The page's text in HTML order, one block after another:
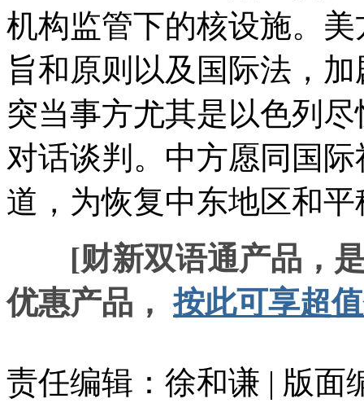
机构监管下的核设施。
旨和原则以及国际法，
突当事方尤其是以色列
对话谈判。中方愿同国
道，为恢复中东地区和
[财新双语通产品，
优惠产品，按此可享超
责任编辑：徐和谦 | 版面